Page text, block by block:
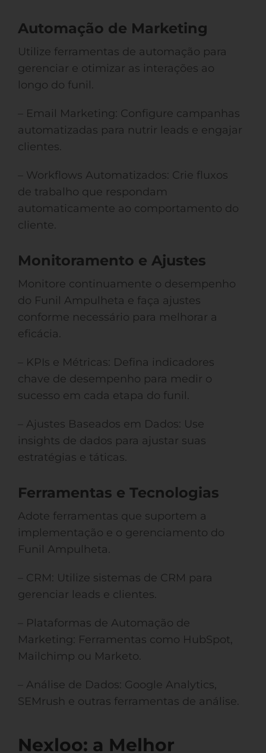
Automação de Marketing
Utilize ferramentas de automação para
gerenciar e otimizar as interações ao
longo do funil.
– Email Marketing: Configure campanhas
automatizadas para nutrir leads e engajar
clientes.
– Workflows Automatizados: Crie fluxos
de trabalho que respondam
automaticamente ao comportamento do
cliente.
Monitoramento e Ajustes
Monitore continuamente o desempenho
do Funil Ampulheta e faça ajustes
conforme necessário para melhorar a
eficácia.
– KPIs e Métricas: Defina indicadores
chave de desempenho para medir o
sucesso em cada etapa do funil.
– Ajustes Baseados em Dados: Use
insights de dados para ajustar suas
estratégias e táticas.
Ferramentas e Tecnologias
Adote ferramentas que suportem a
implementação e o gerenciamento do
Funil Ampulheta.
– CRM: Utilize sistemas de CRM para
gerenciar leads e clientes.
– Plataformas de Automação de
Marketing: Ferramentas como HubSpot,
Mailchimp ou Marketo.
– Análise de Dados: Google Analytics,
SEMrush e outras ferramentas de análise.
Nexloo: a Melhor